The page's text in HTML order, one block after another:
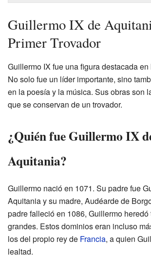
Guillermo IX de
Primer Trovador
Guillermo IX fue una figura destacada en
No solo fue un líder importante, sino
en la poesía y la música. Sus obras son
que se conservan de un trovador.
¿Quién fue Guillermo IX
Aquitania?
Guillermo nació en 1071. Su padre fue
Aquitania y su madre, Audéarde de
padre falleció en 1086, Guillermo heredó
grandes. Estos dominios eran incluso
los del propio rey de Francia, a quien
lealtad.